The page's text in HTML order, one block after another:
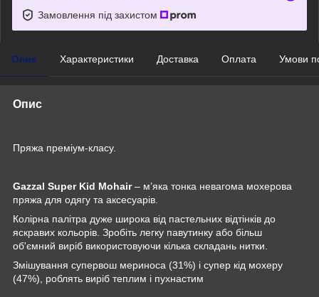
Замовлення під захистом
Опис Характеристики Доставка Оплата Умови
Опис
Пряжа преміум-класу.
Gazzal Super Kid Mohair– м’яка тонка невагома мохерова
пряжа для одягу та аксесуарів.
Колірна палітра дуже широка від пастельних відтінків до
яскравих кольорів. Зробіть легку павутинку або більш
об'ємний виріб використовуючи кілька складань нитки.
Змішування супервош мериноса (31%) і супер кід мохеру
(47%), роблять виріб теплим і пухнастим